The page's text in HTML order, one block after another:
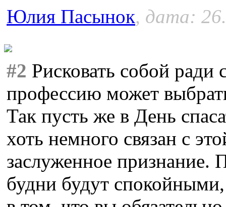
Юлия Пасынок, дата:
#2 Рисковать собой
профессию может
Так пусть же в День
хоть немного связан с
заслуженное признание.
будни будут